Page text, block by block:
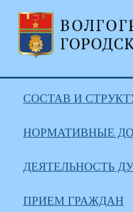
СОСТАВ И
НОРМАТИВНЫЕ
ДЕЯТЕЛЬНОСТЬ
ПРИЕМ ГРАЖДАН